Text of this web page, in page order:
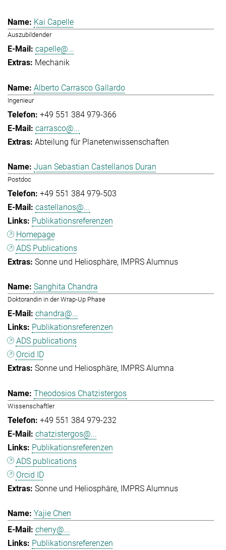
Kai Capelle
Auszubildender
capelle@...
Mechanik
Alberto Carrasco Gallardo
Ingenieur
+49 551 384 979-366
carrasco@...
Abteilung für Planetenwissenschaften
Juan Sebastian Castellanos Duran
Postdoc
+49 551 384 979-503
castellanos@...
Publikationsreferenzen
Homepage
ADS Publications
Sonne und Heliosphäre IMPRS Alumnus
Sanghita Chandra
Doktorandin in der Wrap-Up Phase
chandra@...
Publikationsreferenzen
ADS publications
Orcid ID
Sonne und Heliosphäre
IMPRS Alumna
Theodosios Chatzistergos
Wissenschaftler
+49 551 384 979-232
chatzistergos@...
Publikationsreferenzen
ADS publications
Orcid ID
Sonne und Heliosphäre IMPRS Alumnus
Yajie Chen
cheny@...
Publikationsreferenzen